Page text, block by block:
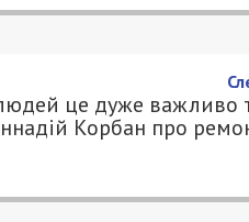
це дуже важливо
Корбан про